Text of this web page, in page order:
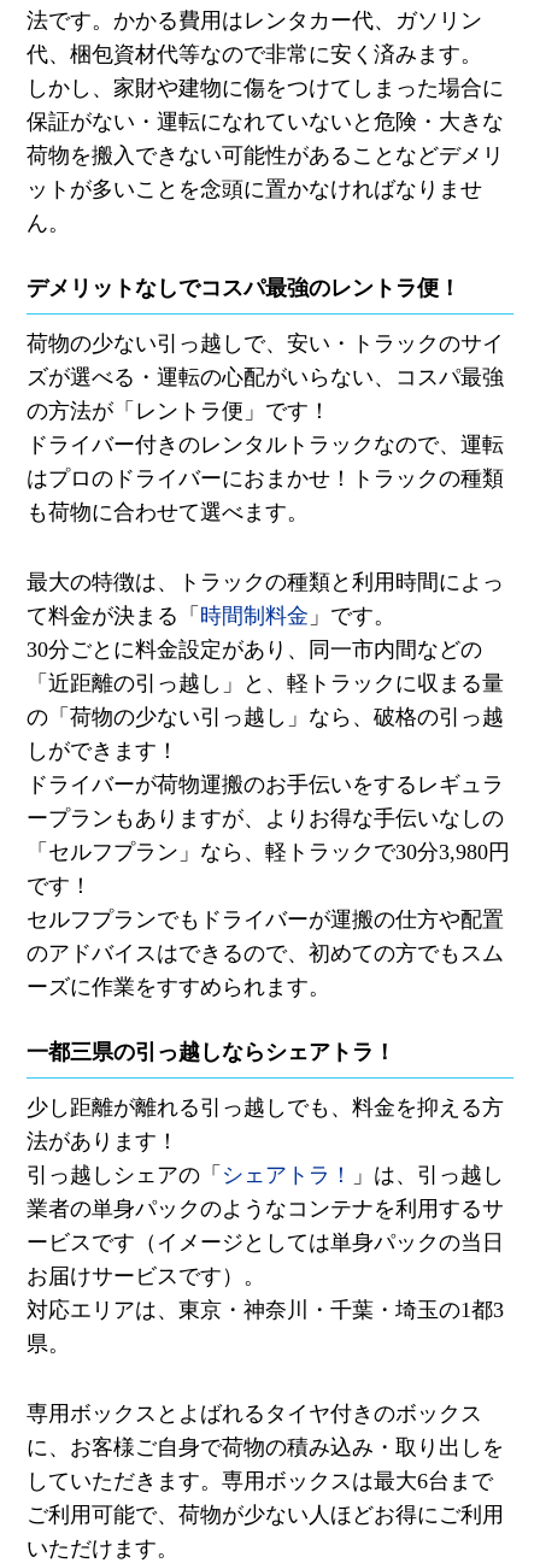
法です。かかる費用はレンタカー代、ガソリン
代、梱包資材代等なので非常に安く済みます。
しかし、家財や建物に傷をつけてしまった場合に
保証がない・運転になれていないと危険・大きな
荷物を搬入できない可能性があることなどデメリ
ットが多いことを念頭に置かなければなりませ
ん。
デメリットなしでコスパ最強のレントラ便！
荷物の少ない引っ越しで、安い・トラックのサイ
ズが選べる・運転の心配がいらない、コスパ最強
の方法が「レントラ便」です！
ドライバー付きのレンタルトラックなので、運転
はプロのドライバーにおまかせ！トラックの種類
も荷物に合わせて選べます。
最大の特徴は、トラックの種類と利用時間によっ
て料金が決まる「 時間制料金 」です。
30分ごとに料金設定があり、同一市内間などの
「近距離の引っ越し」と、軽トラックに収まる量
の「荷物の少ない引っ越し」なら、破格の引っ越
しができます！
ドライバーが荷物運搬のお手伝いをするレギュラ
ープランもありますが、よりお得な手伝いなしの
「セルフプラン」なら、軽トラックで30分3,980円
です！
セルフプランでもドライバーが運搬の仕方や配置
のアドバイスはできるので、初めての方でもスム
ーズに作業をすすめられます。
一都三県の引っ越しならシェアトラ！
少し距離が離れる引っ越しでも、料金を抑える方
法があります！
引っ越しシェアの「 シェアトラ！
」は、引っ越し
業者の単身パックのようなコンテナを利用するサ
ービスです（ イメージとしては単身パックの当日
お届けサービスです）。
対応エリアは、東京・神奈川・千葉・埼玉の1都3
県。
専用ボックスとよばれるタイヤ付きのボックス
に、お客様ご自身で荷物の積み込み・取り出しを
していただきます。専用ボックスは最大6台まで
ご利用可能で、荷物が少ない人ほどお得にご利用
いただけます。